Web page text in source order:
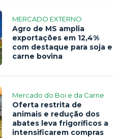
MERCADO EXTERNO
Agro de MS amplia
exportações em 12,4%
com destaque para soja e
carne bovina
Mercado do Boi e da Carne
Oferta restrita de
animais e redução dos
abates leva frigoríficos a
intensificarem compras